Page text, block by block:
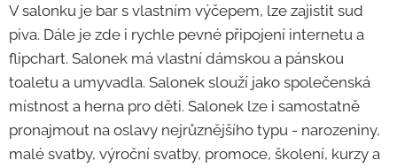
V salonku je bar s vlastním výčepem, lze zajistit sud
piva. Dále je zde i rychle pevné připojení internetu a
flipchart. Salonek má vlastní dámskou a pánskou
toaletu a umyvadla. Salonek slouží jako společenská
místnost a herna pro děti. Salonek lze i samostatně
pronajmout na oslavy nejrůznějšího typu - narozeniny,
malé svatby, výroční svatby, promoce, školení, kurzy a